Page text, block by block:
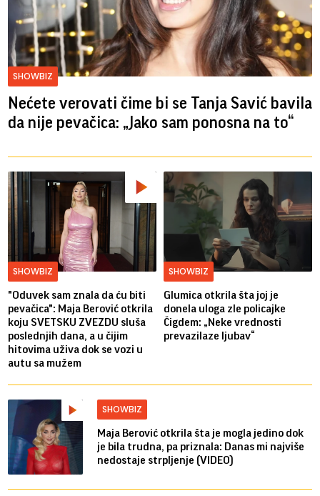
SHOWBIZ
Nećete verovati čime bi se Tanja Savić bavila
da nije pevačica: „Jako sam ponosna na to“
SHOWBIZ
"Oduvek sam znala da ću biti
pevačica": Maja Berović otkrila
koju SVETSKU ZVEZDU sluša
poslednjih dana, a u čijim
hitovima uživa dok se vozi u
autu sa mužem
SHOWBIZ
Glumica otkrila šta joj je
donela uloga zle policajke
Čigdem: „Neke vrednosti
prevazilaze ljubav“
SHOWBIZ
Maja Berović otkrila šta je mogla jedino dok
je bila trudna, pa priznala: Danas mi najviše
nedostaje strpljenje (VIDEO)